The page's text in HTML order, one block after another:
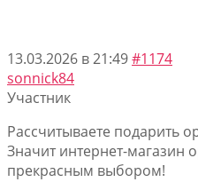
13.03.2026 в 21:49#1174
sonnick84
Участник
Рассчитываете подарить
Значит интернет-магазин
прекрасным выбором!